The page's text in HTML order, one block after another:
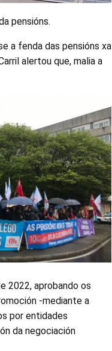
pensións.
a fenda das pensións xa
alertou que, malia a
2022, aprobando os
-mediante a
por entidades
da negociación